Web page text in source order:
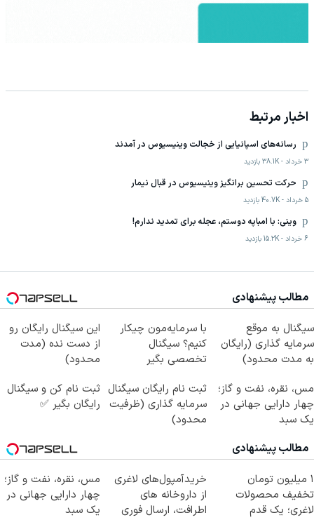
اخبار مرتبط
رسانه‌های اسپانیایی از خجالت وینیسیوس در آمدند
3 خرداد -
38.1K بازدید
حرکت تحسین برانگیز وینیسیوس در قبال نیمار
5 خرداد -
40.7K بازدید
وینی: با امباپه دوستم، عجله‌ برای تمدید ندارم!
6 خرداد -
15.2K بازدید
مطالب پیشنهادی
سیگنال به موقع
سرمایه گذاری (رایگان
به مدت محدود)
با سرمایه‌مون چیکار
کنیم؟ سیگنال
تخصصی بگیر
این سیگنال رایگان رو
از دست نده (مدت
محدود)
مس، نقره، نفت و گاز؛
چهار دارایی جهانی در
یک سبد
ثبت نام رایگان سیگنال
سرمایه گذاری (ظرفیت
محدود)
ثبت نام کن و سیگنال
رایگان بگیر ✅
مطالب پیشنهادی
۱ میلیون تومان
تخفیف محصولات
لاغری؛ یک قدم
خریدآمپول‌های لاغری
از داروخانه های
اطرافت، ارسال فوری
مس، نقره، نفت و گاز؛
چهار دارایی جهانی در
یک سبد